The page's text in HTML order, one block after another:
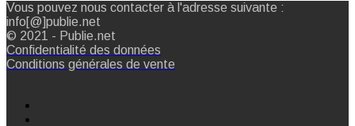
Vous pouvez nous contacter à l'adresse suivante :
info[@]publie.net
© 2021 - Publie.net
Confidentialité des données
Conditions générales de vente